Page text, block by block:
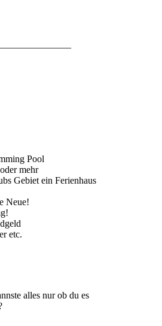
Pool
mehr
Gebiet ein Ferienhaus
Neue!
etc.
alles nur ob du es